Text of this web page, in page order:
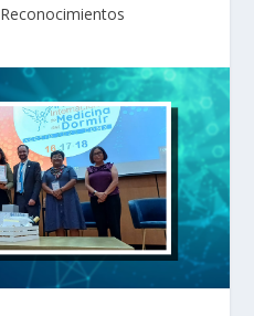
Reconocimientos